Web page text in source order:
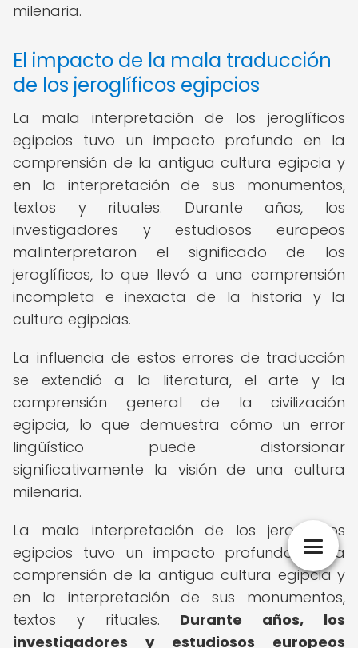
milenaria.
El impacto de la mala traducción
de los jeroglíficos egipcios
La mala interpretación de los jeroglíficos
egipcios tuvo un impacto profundo en la
comprensión de la antigua cultura egipcia y
en la interpretación de sus monumentos,
textos y rituales. Durante años, los
investigadores y estudiosos europeos
malinterpretaron el significado de los
jeroglíficos, lo que llevó a una comprensión
incompleta e inexacta de la historia y la
cultura egipcias.
La influencia de estos errores de traducción
se extendió a la literatura, el arte y la
comprensión general de la civilización
egipcia, lo que demuestra cómo un error
lingüístico puede distorsionar
significativamente la visión de una cultura
milenaria.
La mala interpretación de los jeroglíficos
egipcios tuvo un impacto profundo en la
comprensión de la antigua cultura egipcia y
en la interpretación de sus monumentos,
textos y rituales. Durante años, los
investigadores y estudiosos europeos